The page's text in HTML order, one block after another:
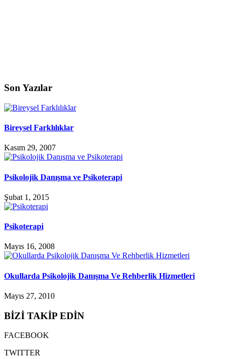
Son Yazılar
Bireysel Farklılıklar
Kasım 29, 2007
Psikolojik Danışma ve Psikoterapi
Şubat 1, 2015
Psikoterapi
Mayıs 16, 2008
Okullarda Psikolojik Danışma Ve Rehberlik Hizmetleri
Mayıs 27, 2010
BİZİ TAKİP EDİN
FACEBOOK
TWITTER